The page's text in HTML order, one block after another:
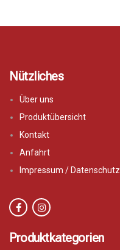
Nützliches
Über uns
Produktübersicht
Kontakt
Anfahrt
Impressum / Datenschutz
Produktkategorien